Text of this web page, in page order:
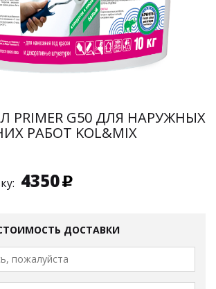
PRIMER G50 ДЛЯ НАРУЖНЫХ
РАБОТ KOL&MIX
4350
ДОСТАВКИ